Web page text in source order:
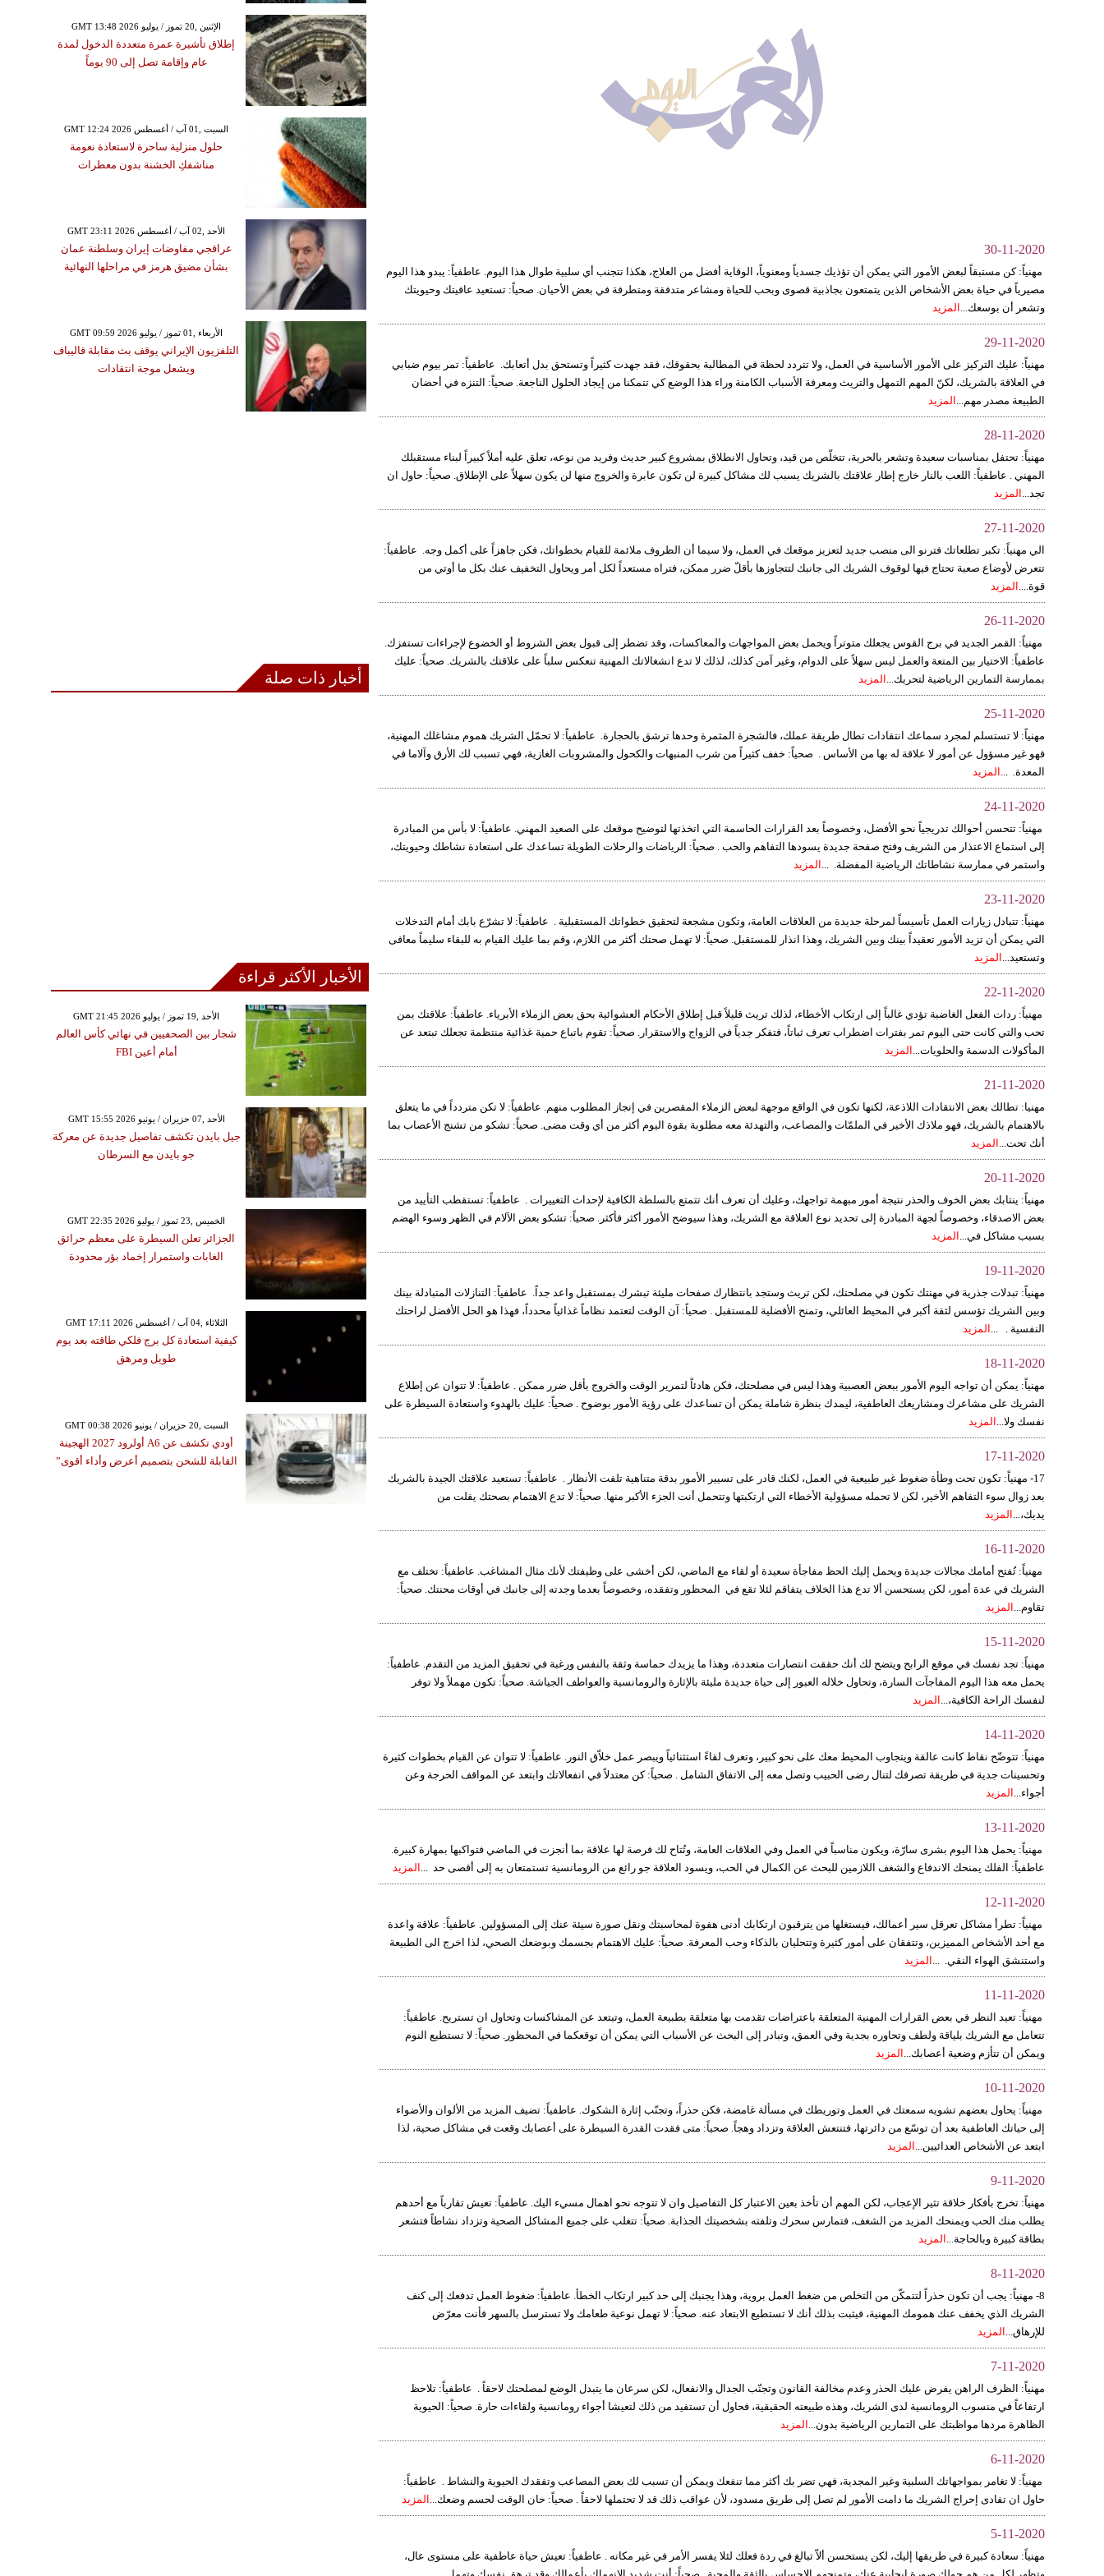
30-11-2020
مهنياً: كن مستبقاً لبعض الأمور التي يمكن أن تؤذيك جسدياً ومعنوياً، الوقاية أفضل من العلاج، هكذا تتجنب أي سلبية طوال هذا اليوم. عاطفياً: يبدو هذا اليوم
مصيرياً في حياة بعض الأشخاص الذين يتمتعون بجاذبية قصوى وبحب للحياة ومشاعر متدفقة ومتطرفة في بعض الأحيان. صحياً: تستعيد عافيتك وحيويتك
وتشعر أن بوسعك... المزيد
29-11-2020
مهنياً: عليك التركيز على الأمور الأساسية في العمل، ولا تتردد لحظة في المطالبة بحقوقك، فقد جهدت كثيراً وتستحق بدل أتعابك. عاطفياً: تمر بيوم ضبابي
في العلاقة بالشريك، لكنّ المهم التمهل والتريث ومعرفة الأسباب الكامنة وراء هذا الوضع كي تتمكنا من إيجاد الحلول الناجعة. صحياً: التنزه في أحضان
الطبيعة مصدر مهم... المزيد
28-11-2020
مهنياً: تحتفل بمناسبات سعيدة وتشعر بالحرية، تتخلّص من قيد، وتحاول الانطلاق بمشروع كبير حديث وفريد من نوعه، تعلق عليه أملاً كبيراً لبناء مستقبلك
المهني . عاطفياً: اللعب بالنار خارج إطار علاقتك بالشريك يسبب لك مشاكل كبيرة لن تكون عابرة والخروج منها لن يكون سهلاً على الإطلاق. صحياً: حاول ان
تجد... المزيد
27-11-2020
الي مهنياً: تكبر تطلعاتك فترنو الى منصب جديد لتعزيز موقعك في العمل، ولا سيما أن الظروف ملائمة للقيام بخطواتك، فكن جاهزاً على أكمل وجه. عاطفياً:
تتعرض لأوضاع صعبة تحتاج فيها لوقوف الشريك الى جانبك لتتجاوزها بأقلّ ضرر ممكن، فتراه مستعداً لكل أمر ويحاول التخفيف عنك بكل ما أوتي من
قوة.... المزيد
26-11-2020
مهنياً: القمر الجديد في برج القوس يجعلك متوتراً ويحمل بعض المواجهات والمعاكسات، وقد تضطر إلى قبول بعض الشروط أو الخضوع لإجراءات تستفزك.
عاطفياً: الاختيار بين المتعة والعمل ليس سهلاً على الدوام، وغير آمن كذلك، لذلك لا تدع انشغالاتك المهنية تنعكس سلباً على علاقتك بالشريك. صحياً: عليك
بممارسة التمارين الرياضية لتحريك... المزيد
25-11-2020
مهنياً: لا تستسلم لمجرد سماعك انتقادات تطال طريقة عملك، فالشجرة المثمرة وحدها ترشق بالحجارة. عاطفياً: لا تحمّل الشريك هموم مشاغلك المهنية،
فهو غير مسؤول عن أمور لا علاقة له بها من الأساس . صحياً: خفف كثيراً من شرب المنبهات والكحول والمشروبات الغازية، فهي تسبب لك الأرق وآلاما في
المعدة. ... المزيد
24-11-2020
مهنياً: تتحسن أحوالك تدريجياً نحو الأفضل، وخصوصاً بعد القرارات الحاسمة التي اتخذتها لتوضيح موقعك على الصعيد المهني. عاطفياً: لا بأس من المبادرة
إلى استماع الاعتذار من الشريف وفتح صفحة جديدة يسودها التفاهم والحب . صحياً: الرياضات والرحلات الطويلة تساعدك على استعادة نشاطك وحيويتك،
واستمر في ممارسة نشاطاتك الرياضية المفضلة. ... المزيد
23-11-2020
مهنياً: تتبادل زيارات العمل تأسيساً لمرحلة جديدة من العلاقات العامة، وتكون مشجعة لتحقيق خطواتك المستقبلية . عاطفياً: لا تشرّع بابك أمام التدخلات
التي يمكن أن تزيد الأمور تعقيداً بينك وبين الشريك، وهذا انذار للمستقبل. صحياً: لا تهمل صحتك أكثر من اللازم، وقم بما عليك القيام به للبقاء سليماً معافى
وتستعيد... المزيد
22-11-2020
مهنياً: ردات الفعل الغاضبة تؤدي غالباً إلى ارتكاب الأخطاء، لذلك تريث قليلاً قبل إطلاق الأحكام العشوائية بحق بعض الزملاء الأبرياء. عاطفياً: علاقتك بمن
تحب والتي كانت حتى اليوم تمر بفترات اضطراب تعرف ثباتاً، فتفكر جدياً في الزواج والاستقرار. صحياً: تقوم باتباع حمية غذائية منتظمة تجعلك تبتعد عن
المأكولات الدسمة والحلويات... المزيد
21-11-2020
مهنيا: تطالك بعض الانتقادات اللاذعة، لكنها تكون في الواقع موجهة لبعض الزملاء المقصرين في إنجاز المطلوب منهم. عاطفياً: لا تكن متردداً في ما يتعلق
بالاهتمام بالشريك، فهو ملاذك الأخير في الملمّات والمصاعب، والتهدئة معه مطلوبة بقوة اليوم أكثر من أي وقت مضى. صحياً: تشكو من تشنج الأعصاب بما
أنك تحت... المزيد
20-11-2020
مهنياً: ينتابك بعض الخوف والحذر نتيجة أمور مبهمة تواجهك، وعليك أن تعرف أنك تتمتع بالسلطة الكافية لإحداث التغييرات . عاطفياً: تستقطب التأييد من
بعض الاصدقاء، وخصوصاً لجهة المبادرة إلى تحديد نوع العلاقة مع الشريك، وهذا سيوضح الأمور أكثر فأكثر. صحياً: تشكو بعض الآلام في الظهر وسوء الهضم
بسبب مشاكل في... المزيد
19-11-2020
مهنياً: تبدلات جذرية في مهنتك تكون في مصلحتك، لكن تريث وستجد بانتظارك صفحات مليئة تبشرك بمستقبل واعد جداً. عاطفياً: التنازلات المتبادلة بينك
وبين الشريك تؤسس لثقة أكبر في المحيط العائلي، وتمنح الأفضلية للمستقبل . صحياً: آن الوقت لتعتمد نظاماً غذائياً محدداً، فهذا هو الحل الأفضل لراحتك
النفسية . ... المزيد
18-11-2020
مهنياً: يمكن أن تواجه اليوم الأمور ببعض العصبية وهذا ليس في مصلحتك، فكن هادئاً لتمرير الوقت والخروج بأقل ضرر ممكن . عاطفياً: لا تتوان عن إطلاع
الشريك على مشاعرك ومشاريعك العاطفية، ليمدك بنظرة شاملة يمكن أن تساعدك على رؤية الأمور بوضوح . صحياً: عليك بالهدوء واستعادة السيطرة على
نفسك ولا... المزيد
17-11-2020
17- مهنياً: تكون تحت وطأة ضغوط غير طبيعية في العمل، لكنك قادر على تسيير الأمور بدقة متناهية تلفت الأنظار . عاطفياً: تستعيد علاقتك الجيدة بالشريك
بعد زوال سوء التفاهم الأخير، لكن لا تحمله مسؤولية الأخطاء التي ارتكبتها وتتحمل أنت الجزء الأكبر منها. صحياً: لا تدع الاهتمام بصحتك يفلت من
يديك،... المزيد
16-11-2020
مهنياً: تُفتح أمامك مجالات جديدة ويحمل إليك الحظ مفاجأة سعيدة أو لقاء مع الماضي، لكن أخشى على وظيفتك لأنك مثال المشاغب. عاطفياً: تختلف مع
الشريك في عدة أمور، لكن يستحسن ألا تدع هذا الخلاف يتفاقم لئلا تقع في المحظور وتفقده، وخصوصاً بعدما وجدته إلى جانبك في أوقات محنتك. صحياً:
تقاوم... المزيد
15-11-2020
مهنياً: تجد نفسك في موقع الرابح ويتضح لك أنك حققت انتصارات متعددة، وهذا ما يزيدك حماسة وثقة بالنفس ورغبة في تحقيق المزيد من التقدم. عاطفياً:
يحمل معه هذا اليوم المفاجآت السارة، وتحاول خلاله العبور إلى حياة جديدة مليئة بالإثارة والرومانسية والعواطف الجياشة. صحياً: تكون مهملاً ولا توفر
لنفسك الراحة الكافية،... المزيد
14-11-2020
مهنياً: تتوضّح نقاط كانت عالقة ويتجاوب المحيط معك على نحو كبير، وتعرف لقاءً استثنائياً ويبصر عمل خلاّق النور. عاطفياً: لا تتوان عن القيام بخطوات كثيرة
وتحسينات جدية في طريقة تصرفك لتنال رضى الحبيب وتصل معه إلى الاتفاق الشامل . صحياً: كن معتدلاً في انفعالاتك وابتعد عن المواقف الحرجة وعن
أجواء... المزيد
13-11-2020
مهنياً: يحمل هذا اليوم بشرى سارّة، ويكون مناسباً في العمل وفي العلاقات العامة، وتُتاح لك فرصة لها علاقة بما أنجزت في الماضي فتواكبها بمهارة كبيرة.
عاطفياً: الفلك يمنحك الاندفاع والشغف اللازمين للبحث عن الكمال في الحب، ويسود العلاقة جو رائع من الرومانسية تستمتعان به إلى أقصى حد ... المزيد
12-11-2020
مهنياً: تطرأ مشاكل تعرقل سير أعمالك، فيستغلها من يترقبون ارتكابك أدنى هفوة لمحاسبتك ونقل صورة سيئة عنك إلى المسؤولين. عاطفياً: علاقة واعدة
مع أحد الأشخاص المميزين، وتتفقان على أمور كثيرة وتتحليان بالذكاء وحب المعرفة. صحياً: عليك الاهتمام بجسمك وبوضعك الصحي، لذا اخرج الى الطبيعة
واستنشق الهواء النقي. ... المزيد
11-11-2020
مهنياً: تعيد النظر في بعض القرارات المهنية المتعلقة باعتراضات تقدمت بها متعلقة بطبيعة العمل، وتبتعد عن المشاكسات وتحاول ان تستريح. عاطفياً:
تتعامل مع الشريك بلياقة ولطف وتحاوره بجدية وفي العمق، وتبادر إلى البحث عن الأسباب التي يمكن أن توقعكما في المحظور. صحياً: لا تستطيع النوم
ويمكن أن تتأزم وضعية أعصابك... المزيد
10-11-2020
مهنياً: يحاول بعضهم تشويه سمعتك في العمل وتوريطك في مسألة غامضة، فكن حذراً، وتجنّب إثارة الشكوك. عاطفياً: تضيف المزيد من الألوان والأضواء
إلى حياتك العاطفية بعد أن توسّع من دائرتها، فتنتعش العلاقة وتزداد وهجاً. صحياً: متى فقدت القدرة السيطرة على أعصابك وقعت في مشاكل صحية، لذا
ابتعد عن الأشخاص العدائيين... المزيد
9-11-2020
مهنياً: تخرج بأفكار خلاقة تثير الإعجاب، لكن المهم أن تأخذ بعين الاعتبار كل التفاصيل وان لا تتوجه نحو اهمال مسيء اليك. عاطفياً: تعيش تقارباً مع أحدهم
يطلب منك الحب ويمنحك المزيد من الشغف، فتمارس سحرك وتلفته بشخصيتك الجذابة. صحياً: تتغلب على جميع المشاكل الصحية وتزداد نشاطاً فتشعر
بطاقة كبيرة وبالحاجة... المزيد
8-11-2020
8- مهنياً: يجب أن تكون حذراً لتتمكّن من التخلص من ضغط العمل بروية، وهذا يجنبك إلى حد كبير ارتكاب الخطأ. عاطفياً: ضغوط العمل تدفعك إلى كنف
الشريك الذي يخفف عنك همومك المهنية، فيثبت بذلك أنك لا تستطيع الابتعاد عنه. صحياً: لا تهمل نوعية طعامك ولا تسترسل بالسهر فأنت معرّض
للإرهاق... المزيد
7-11-2020
مهنياً: الظرف الراهن يفرض عليك الحذر وعدم مخالفة القانون وتجنّب الجدال والانفعال، لكن سرعان ما يتبدل الوضع لمصلحتك لاحقاً . عاطفياً: تلاحظ
ارتفاعاً في منسوب الرومانسية لدى الشريك، وهذه طبيعته الحقيقية، فحاول أن تستفيد من ذلك لتعيشا أجواء رومانسية ولقاءات حارة. صحياً: الحيوية
الظاهرة مردها مواظبتك على التمارين الرياضية بدون... المزيد
6-11-2020
مهنياً: لا تغامر بمواجهاتك السلبية وغير المجدية، فهي تضر بك أكثر مما تنفعك ويمكن أن تسبب لك بعض المصاعب وتفقدك الحيوية والنشاط . عاطفياً:
حاول ان تفادى إحراج الشريك ما دامت الأمور لم تصل إلى طريق مسدود، لأن عواقب ذلك قد لا تحتملها لاحقاً . صحياً: حان الوقت لحسم وضعك... المزيد
5-11-2020
مهنياً: سعادة كبيرة في طريقها إليك، لكن يستحسن ألاّ تبالغ في ردة فعلك لئلا يفسر الأمر في غير مكانه . عاطفياً: تعيش حياة عاطفية على مستوى عال،
GMT 13:48 2026 الإثنين ,20 تموز / يوليو
إطلاق تأشيرة عمرة متعددة الدخول لمدة
عام وإقامة تصل إلى 90 يوماً
GMT 12:24 2026 السبت ,01 آب / أغسطس
حلول منزلية ساحرة لاستعادة نعومة
مناشفكِ الخشنة بدون معطرات
GMT 23:11 2026 الأحد ,02 آب / أغسطس
عراقجي مفاوضات إيران وسلطنة عمان
بشأن مضيق هرمز في مراحلها النهائية
GMT 09:59 2026 الأربعاء ,01 تموز / يوليو
التلفزيون الإيراني يوقف بث مقابلة قاليباف
ويشعل موجة انتقادات
أخبار ذات صلة
الأخبار الأكثر قراءة
GMT 21:45 2026 الأحد ,19 تموز / يوليو
شجار بين الصحفيين في نهائي كأس العالم
أمام أعين FBI
GMT 15:55 2026 الأحد ,07 حزيران / يونيو
جيل بايدن تكشف تفاصيل جديدة عن معركة
جو بايدن مع السرطان
GMT 22:35 2026 الخميس ,23 تموز / يوليو
الجزائر تعلن السيطرة على معظم حرائق
الغابات واستمرار إخماد بؤر محدودة
GMT 17:11 2026 الثلاثاء ,04 آب / أغسطس
كيفية استعادة كل برج فلكي طاقته بعد يوم
طويل ومرهق
GMT 00:38 2026 السبت ,20 حزيران / يونيو
أودي تكشف عن A6 أولرود 2027 الهجينة
القابلة للشحن بتصميم أعرض وأداء أقوى”